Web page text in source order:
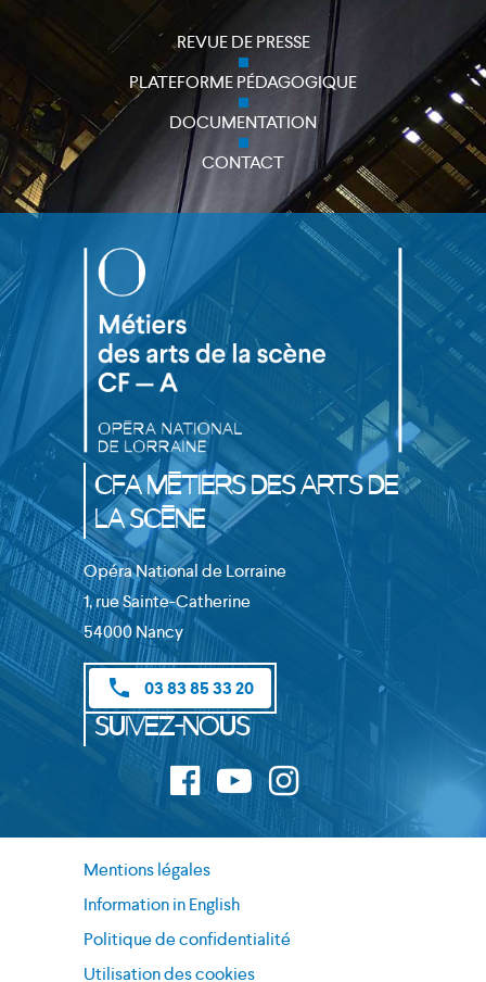
close
REVUE DE PRESSE
PLATEFORME PÉDAGOGIQUE
DOCUMENTATION
CONTACT
CFA Métiers des Arts de
la Scène
Opéra National de Lorraine
1, rue Sainte-Catherine
54000 Nancy
phone 03 83 85 33 20
Suivez-nous
Mentions légales
Information in English
Politique de confidentialité
Utilisation des cookies